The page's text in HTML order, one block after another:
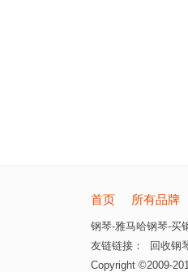
首页 所有品牌
钢琴-雅马哈钢琴-买
友链链接：
回收钢
Copyright ©2009-